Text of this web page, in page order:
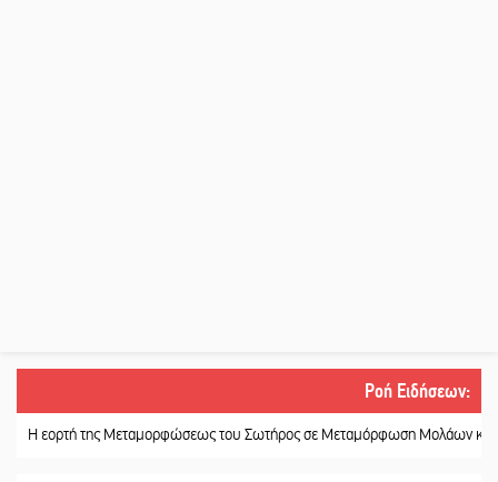
Ροή Ειδήσεων:
της Μεταμορφώσεως του Σωτήρος σε Μεταμόρφωση Μολάων και